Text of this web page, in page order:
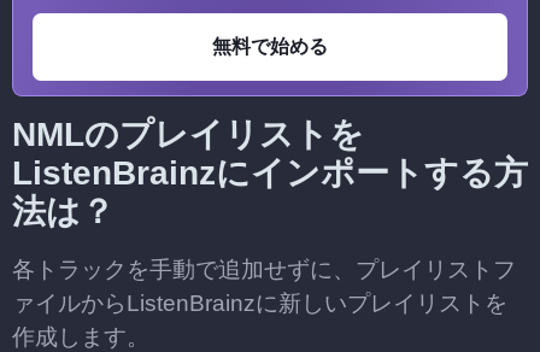
無料で始める
NMLのプレイリストを
ListenBrainzにインポートする方
法は？
各トラックを手動で追加せずに、プレイリストフ
ァイルからListenBrainzに新しいプレイリストを
作成します。